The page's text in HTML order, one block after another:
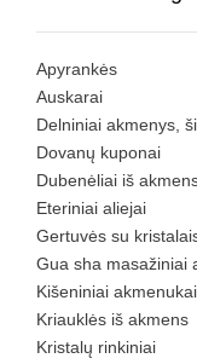
Apyrankės
Auskarai
Delniniai akmenys,
Dovanų kuponai
Dubenėliai iš
Eteriniai aliejai
Gertuvės su
Gua sha masažiniai
Kišeniniai akmenukai
Kriauklės iš akmens
Kristalų rinkiniai